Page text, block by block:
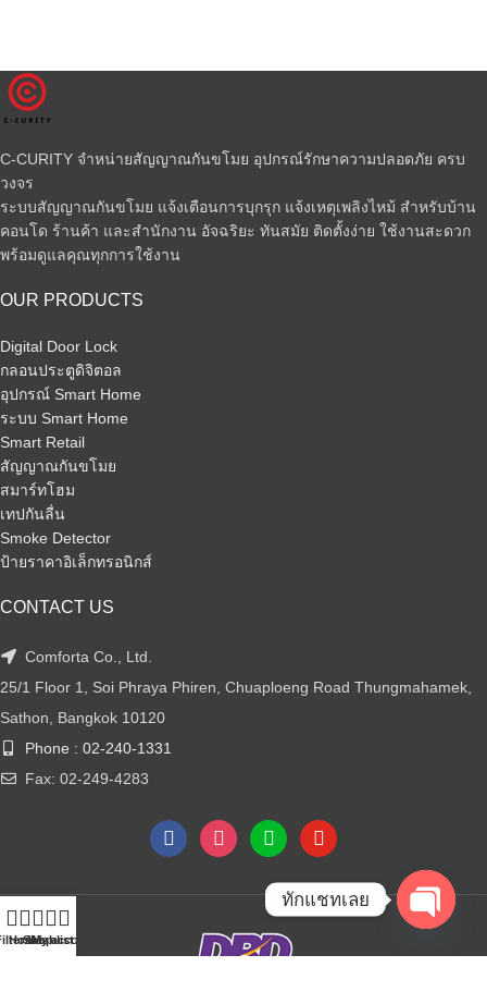
C-CURITY จำหน่ายสัญญาณกันขโมย อุปกรณ์รักษาความปลอดภัย ครบ
วงจร
ระบบสัญญาณกันขโมย แจ้งเตือนการบุกรุก แจ้งเหตุเพลิงไหม้ สำหรับบ้าน
คอนโด ร้านค้า และสำนักงาน อัจฉริยะ ทันสมัย ติดตั้งง่าย ใช้งานสะดวก
พร้อมดูแลคุณทุกการใช้งาน
OUR PRODUCTS
Digital Door Lock
กลอนประตูดิจิตอล
อุปกรณ์ Smart Home
ระบบ Smart Home
Smart Retail
สัญญาณกันขโมย
สมาร์ทโฮม
เทปกันลื่น
Smoke Detector
ป้ายราคาอิเล็กทรอนิกส์
CONTACT US
Comforta Co., Ltd.
25/1 Floor 1, Soi Phraya Phiren, Chuaploeng Road Thungmahamek,
Sathon, Bangkok 10120
Phone : 02-240-1331
Fax: 02-249-4283
Home
Shop
Wishlist
My account
ทักแชทเลย